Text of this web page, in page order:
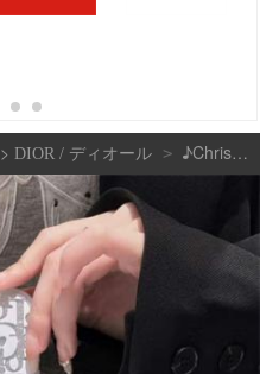
> DIOR / ディオール > ♪Christian Dior♪アイフォン ケース ディオール iPhone16 PRO MAX 14 アイフォン15 PRO MAX 16 PRO 14 Pro Max 15 Pro Max モノグラム ロゴデザイン ケース ブランド アイフォン15 16ケースファッション 携帯